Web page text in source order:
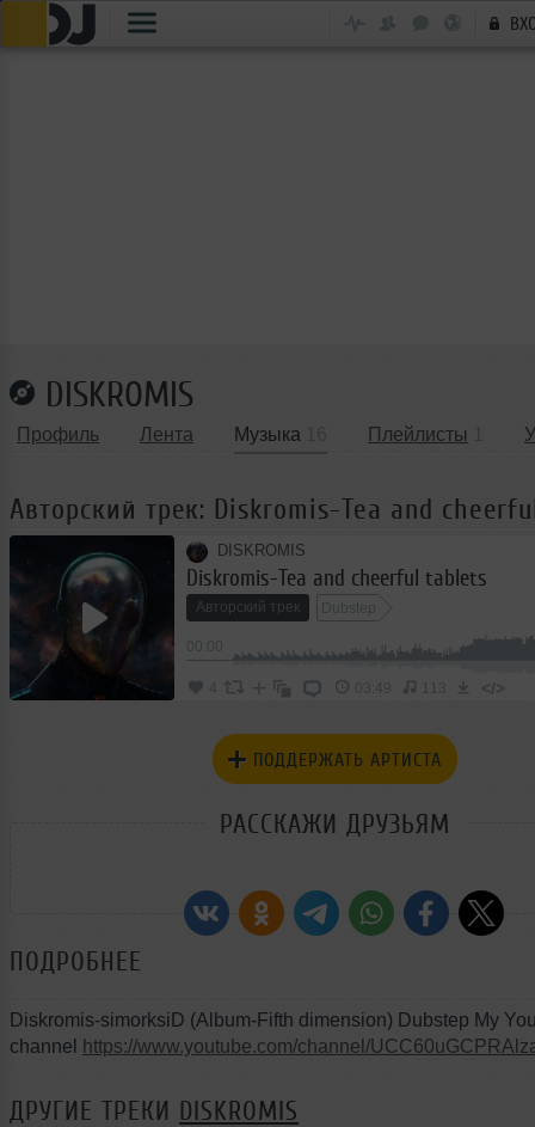
DISKROMIS
Профиль Лента Музыка Плейлисты
Авторский трек: Diskromis-Tea and
DISKROMIS
Diskromis-Tea and cheerful tablets
Авторский трек Dubstep
03:49 113 </>
ПОДДЕРЖАТЬ АРТИСТА
РАССКАЖИ ДРУЗЬЯМ
ПОДРОБНЕЕ
Diskromis-simorksiD (Album-Fifth dimension) Dubstep My
channel
https://www.youtube.com/channel/
ДРУГИЕ ТРЕКИ DISKROMIS